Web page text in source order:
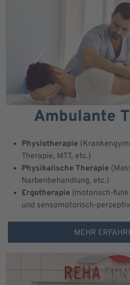
Ambulante
Physiotherapie
Therapie, MTT, etc.)
Physikalische Therapie
Narbenbehandlung, etc.)
Ergotherapie (motorisch-
und sensomotorisch-
MEHR